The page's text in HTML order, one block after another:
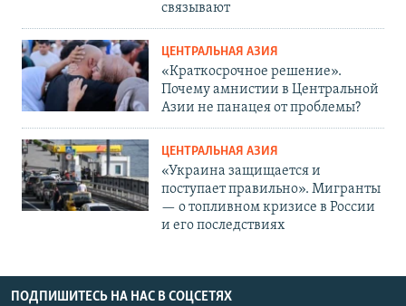
связывают
ЦЕНТРАЛЬНАЯ АЗИЯ
«Краткосрочное решение».
Почему амнистии в Центральной
Азии не панацея от проблемы?
ЦЕНТРАЛЬНАЯ АЗИЯ
«Украина защищается и
поступает правильно». Мигранты
— о топливном кризисе в России
и его последствиях
ПОДПИШИТЕСЬ НА НАС В СОЦСЕТЯХ